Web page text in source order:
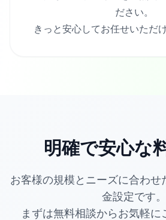
ださい。
きっと安心してお任せいただ
明確で安心な
お客様の規模とニーズに合わせ
金設定です。
まずは無料相談からお気軽に